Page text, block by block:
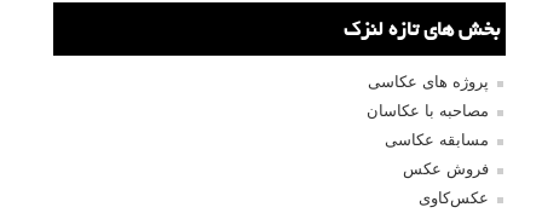
بخش های تازه لنزک
پروژه های عکاسی
مصاحبه با عکاسان
مسابقه عکاسی
فروش عکس
عکس‌کاوی